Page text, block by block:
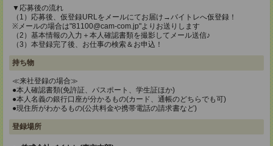
▼応募後の流れ
（1）応募後、仮登録URLをメールにてお届け→バイトレへ仮登録！
※メールの場合は"81100@cam-com.jp"よりお送りします
（2）基本情報の入力＋本人確認書類を撮影してメール送信♪
（3）本登録完了後、お仕事の検索＆お申込！
持ち物
≪来社登録の場合≫
●本人確認書類(免許証、パスポート、学生証ほか)
●本人名義の銀行口座が分かるもの(カード、通帳のどちらでも可)
●現住所がわかるもの(公共料金や携帯電話の請求書など)
登録場所